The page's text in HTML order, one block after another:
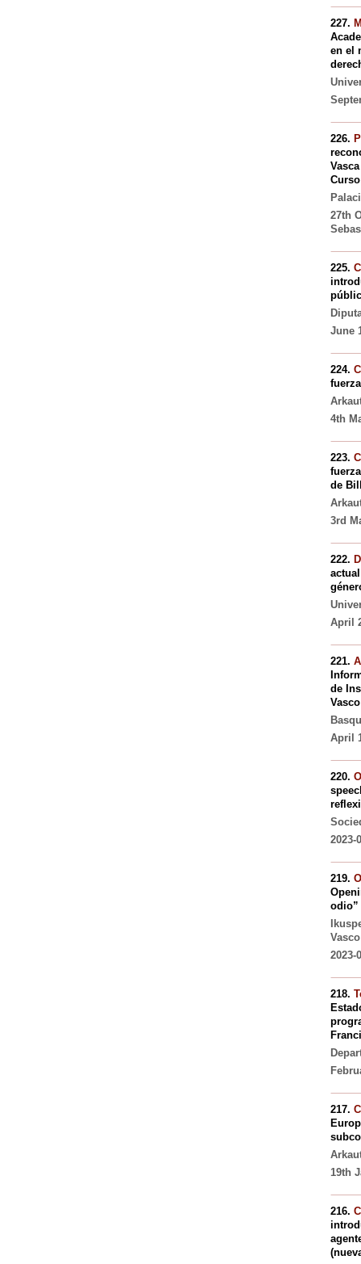
227.
en el
226.
27th
225.
June
224.
4th
223.
de
3rd
222.
April
221.
de
Vasco
April
220.
2023-
219.
odio”
Vasco
2023-
218.
217.
19th
216.